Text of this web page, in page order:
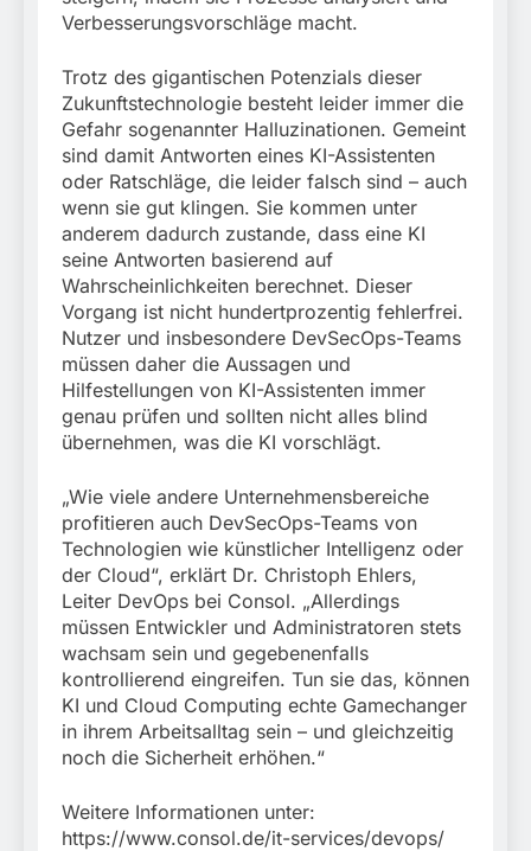
Verbesserungsvorschläge macht.
Trotz des gigantischen Potenzials dieser
Zukunftstechnologie besteht leider immer die
Gefahr sogenannter Halluzinationen. Gemeint
sind damit Antworten eines KI-Assistenten
oder Ratschläge, die leider falsch sind – auch
wenn sie gut klingen. Sie kommen unter
anderem dadurch zustande, dass eine KI
seine Antworten basierend auf
Wahrscheinlichkeiten berechnet. Dieser
Vorgang ist nicht hundertprozentig fehlerfrei.
Nutzer und insbesondere DevSecOps-Teams
müssen daher die Aussagen und
Hilfestellungen von KI-Assistenten immer
genau prüfen und sollten nicht alles blind
übernehmen, was die KI vorschlägt.
„Wie viele andere Unternehmensbereiche
profitieren auch DevSecOps-Teams von
Technologien wie künstlicher Intelligenz oder
der Cloud“, erklärt Dr. Christoph Ehlers,
Leiter DevOps bei Consol. „Allerdings
müssen Entwickler und Administratoren stets
wachsam sein und gegebenenfalls
kontrollierend eingreifen. Tun sie das, können
KI und Cloud Computing echte Gamechanger
in ihrem Arbeitsalltag sein – und gleichzeitig
noch die Sicherheit erhöhen.“
Weitere Informationen unter:
https://www.consol.de/it-services/devops/